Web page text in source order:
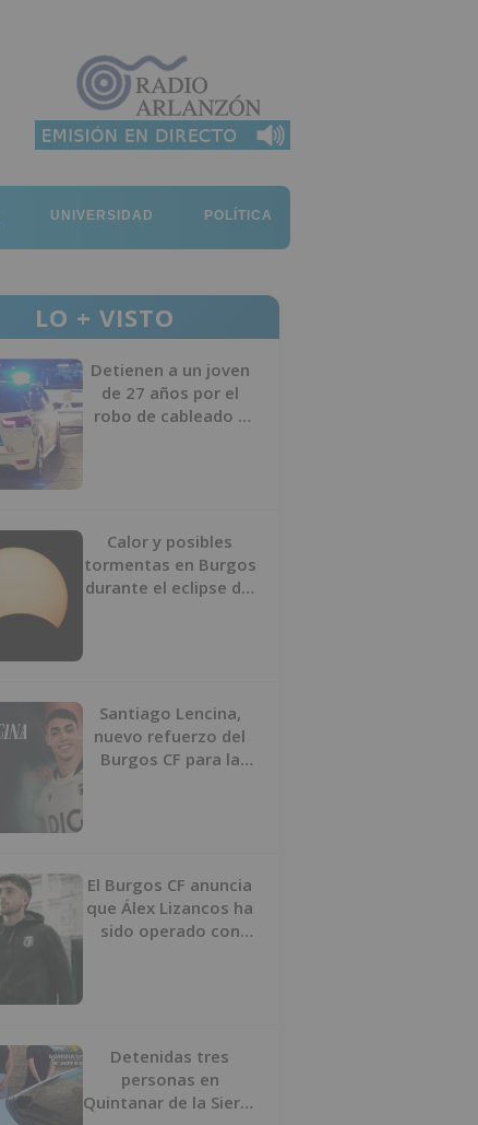
UNIVERSIDAD POLÍTICA
LO + VISTO
Detienen a un joven
de 27 años por el
robo de cableado y
Calor y posibles
tormentas en Burgos
durante el eclipse del
Santiago Lencina,
nuevo refuerzo del
Burgos CF para la
El Burgos CF anuncia
que Álex Lizancos ha
sido operado con
Detenidas tres
personas en
Quintanar de la Sierra